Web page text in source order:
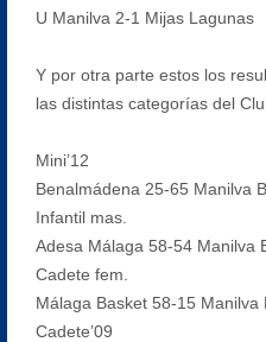
U Manilva 2-1 Mijas Lagunas
Y por otra parte estos los
las distintas categorías del
Mini’12
Benalmádena 25-65 Manilva
Infantil mas.
Adesa Málaga 58-54 Manilva
Cadete fem.
Málaga Basket 58-15 Manilva
Cadete’09